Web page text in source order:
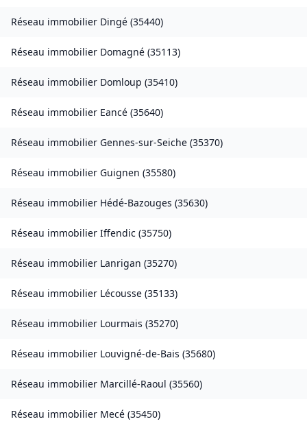
Réseau immobilier Dingé (35440)
Réseau immobilier Domagné (35113)
Réseau immobilier Domloup (35410)
Réseau immobilier Eancé (35640)
Réseau immobilier Gennes-sur-Seiche (35370)
Réseau immobilier Guignen (35580)
Réseau immobilier Hédé-Bazouges (35630)
Réseau immobilier Iffendic (35750)
Réseau immobilier Lanrigan (35270)
Réseau immobilier Lécousse (35133)
Réseau immobilier Lourmais (35270)
Réseau immobilier Louvigné-de-Bais (35680)
Réseau immobilier Marcillé-Raoul (35560)
Réseau immobilier Mecé (35450)